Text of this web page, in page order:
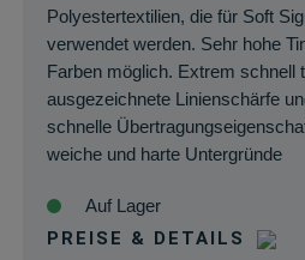
Polyestertextilien, die für Soft
verwendet werden. Sehr hohe
Farben möglich. Extrem schnell
ausgezeichnete Linienschärfe
schnelle
weiche und harte Untergründe
Auf Lager
PREISE & DETAILS